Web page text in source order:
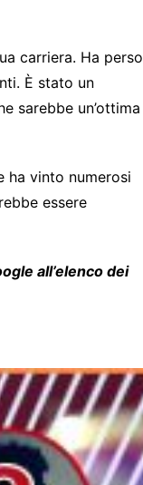
carriera. Ha perso
È stato un
sarebbe un’ottima
ha vinto numerosi
essere
all’elenco dei